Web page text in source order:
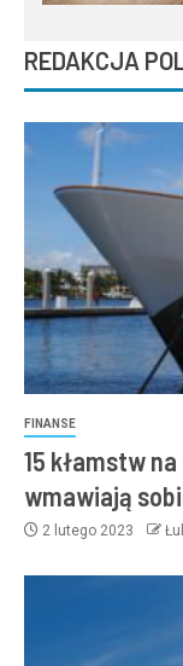
REDAKCJA
FINANSE
15 kłamstw
wmawiają
2 lutego 2023